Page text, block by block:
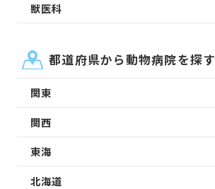
獣医科
都道府県から動物病院を探す
関東
関西
東海
北海道